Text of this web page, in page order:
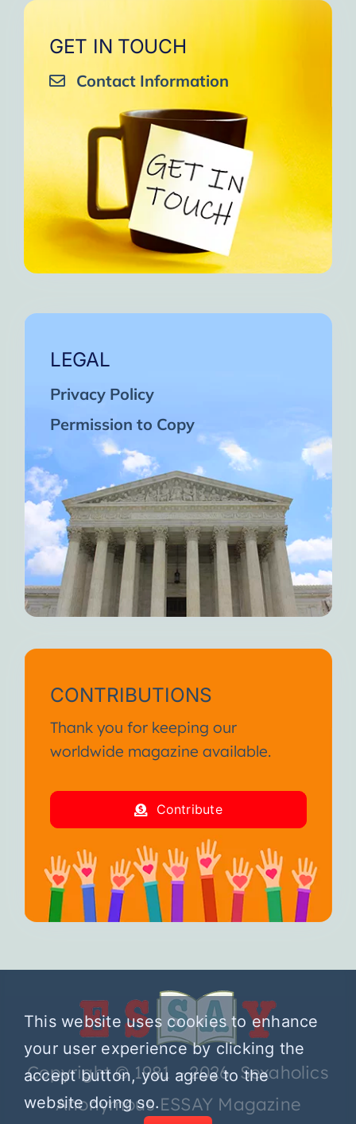
GET IN TOUCH
Contact Information
LEGAL
Privacy Policy
Permission to Copy
CONTRIBUTIONS
Thank you for keeping our
worldwide magazine available.
Contribute
Copyright © 1981 – 2026 Sexaholics
Anonymous ESSAY Magazine
This website uses cookies to enhance
your user experience by clicking the
accept button, you agree to the
website doing so.